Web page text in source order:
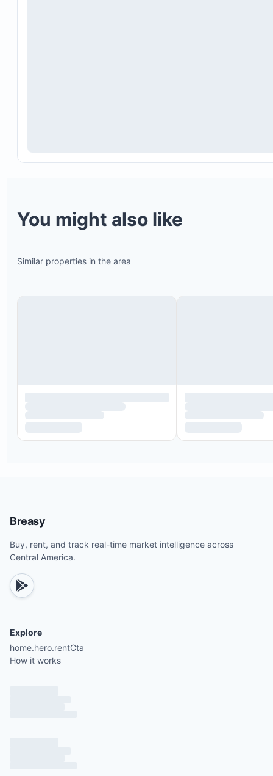
You might also like
Similar properties in the area
Breasy
Buy, rent, and track real-time market intelligence across
Central America.
Explore
home.hero.rentCta
How it works